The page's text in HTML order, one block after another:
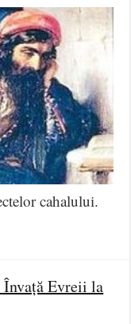
cahalului.
Evreii la